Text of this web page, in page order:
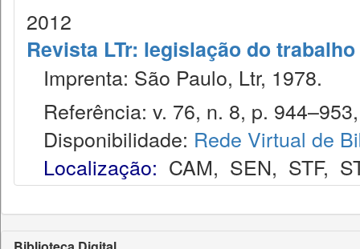
2012
Revista LTr: legislação do trabalho
Imprenta: São Paulo, Ltr, 1978.
Referência: v. 76, n. 8, p.
Disponibilidade: Rede Virtual de
Localização: CAM, SEN, STF,